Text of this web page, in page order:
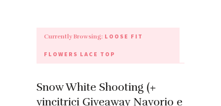
Currently Browsing: LOOSE FIT
FLOWERS LACE TOP
Snow White Shooting (+
vincitrici Giveaway Navorio e